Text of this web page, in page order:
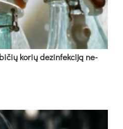
ko­rių de­zin­fek­ci­ją ne­